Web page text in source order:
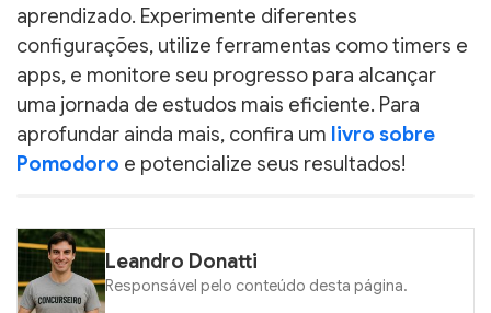
aprendizado. Experimente diferentes
configurações, utilize ferramentas como timers e
apps, e monitore seu progresso para alcançar
uma jornada de estudos mais eficiente. Para
aprofundar ainda mais, confira um livro sobre
Pomodoro e potencialize seus resultados!
Leandro Donatti
Responsável pelo conteúdo desta página.